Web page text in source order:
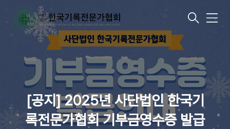
메
[공지] 2025년 사단법인 한국기
록전문가협회 기부금영수증 발급